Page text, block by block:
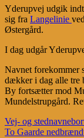
Yderupvej udgik
sig fra Langelinie
Østergård.
I dag udgår
Navnet forekommer
dækker i dag alle tre
By fortsætter mod
Mundelstrupgård.
Vej- og stednavne
Post
To Gaarde